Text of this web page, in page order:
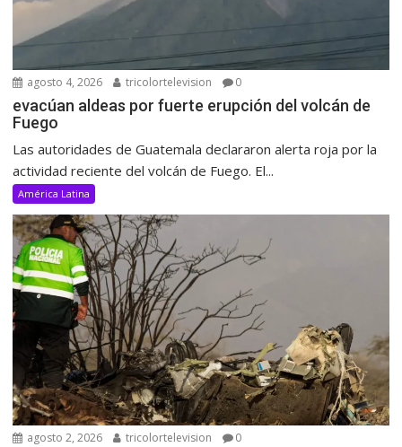
agosto 4, 2026 tricolortelevision 0
evacúan aldeas por fuerte erupción del volcán de
Fuego
Las autoridades de Guatemala declararon alerta roja por la
actividad reciente del volcán de Fuego. El...
América Latina
agosto 2, 2026 tricolortelevision 0